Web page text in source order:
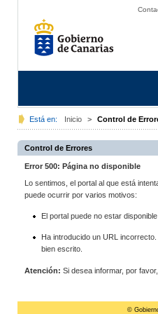
Está en: Inicio > Control de
Control de Errores
Error 500: Página no disponible
Lo sentimos, el portal al que está
puede ocurrir por varios motivos:
El portal puede no estar
Ha introducido un URL
bien escrito.
Atención: Si desea informar, por
©